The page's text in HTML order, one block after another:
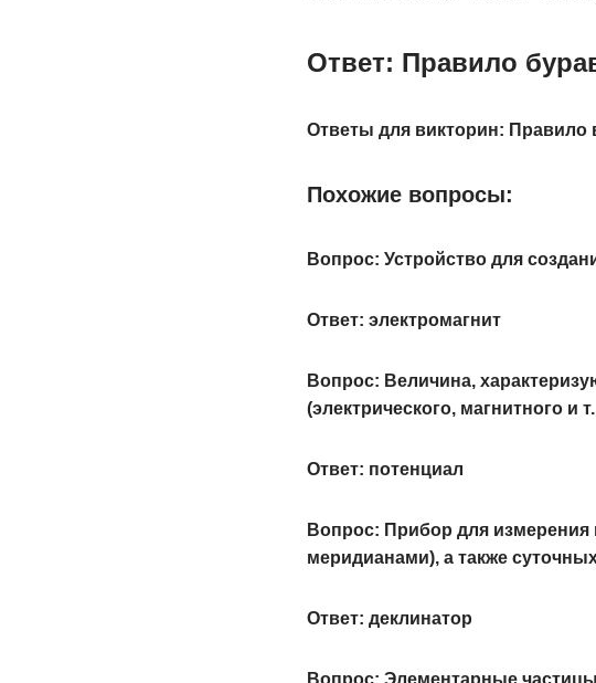
Ответ: Правило
Ответы для викторин: Правило
Похожие вопросы:
Вопрос: Устройство для
Ответ: электромагнит
Вопрос: Величина,
(электрического, магнитного и
Ответ: потенциал
Вопрос: Прибор для измерения
меридианами), а также
Ответ: деклинатор
Вопрос: Элементарные